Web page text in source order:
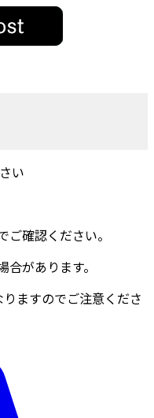
い
確認ください。
があります。
ますのでご注意くださ